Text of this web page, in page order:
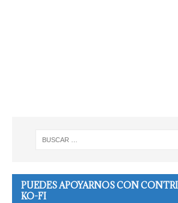
PUEDES APOYARNOS CON
KO-FI